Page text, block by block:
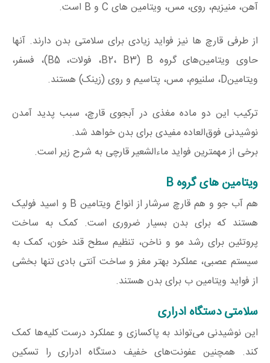
آهن، منیزیم، روی، مس، ویتامین های C و B است.
از طرفی قارچ ها نیز فواید زیادی برای سلامتی بدن دارند. آنها
حاوی ویتامین‌های گروه B (B2، B3، فولات، B5)، فسفر،
ویتامینD، سلنیوم، مس، پتاسیم و روی (زینک) هستند.
ترکیب این دو ماده مغذی در آبجوی قارچ، سبب پدید آمدن
نوشیدنی فوق‌العاده مفیدی برای بدن خواهد شد.
برخی از مهمترین فواید ماءالشعیر قارچی به شرح زیر است.
ویتامین های گروه B
هم آب جو و هم قارچ سرشار از انواع ویتامین B و اسید فولیک
هستند که برای بدن بسیار ضروری است. کمک به ساخت
پروتئین برای رشد مو و ناخن، تنظیم سطح قند خون، کمک به
سیستم عصبی، عملکرد بهتر مغز و ساخت آنتی بادی تنها بخشی
از فواید ویتامین ب برای بدن هستند.
سلامتی دستگاه ادراری
این نوشیدنی می‌تواند به پاکسازی و عملکرد درست کلیه‌ها کمک
کند. همچنین عفونت‌های خفیف دستگاه ادراری را تسکین